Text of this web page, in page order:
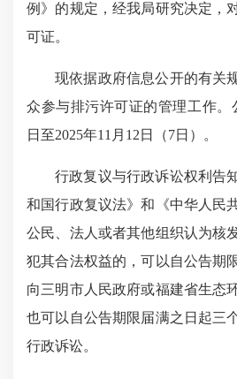
例》的规定，经我局研究决定，
可证。
现依据政府信息公开的有关
众参与排污许可证的管理工作。
日至2025年11月12日（7日）。
行政复议与行政诉讼权利告
和国行政复议法》和《中华人民
公民、法人或者其他组织认为核
犯其合法权益的，可以自公告期
向三明市人民政府或福建省生态
也可以自公告期限届满之日起三
行政诉讼。